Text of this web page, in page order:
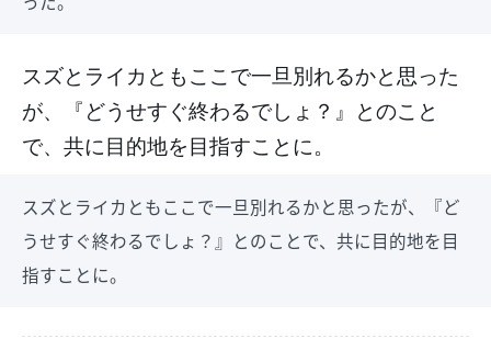
スズとライカともここで一旦別れるかと思った
が、『どうせすぐ終わるでしょ？』とのこと
で、共に目的地を目指すことに。
スズとライカともここで一旦別れるかと思ったが、『ど
うせすぐ終わるでしょ？』とのことで、共に目的地を目
指すことに。